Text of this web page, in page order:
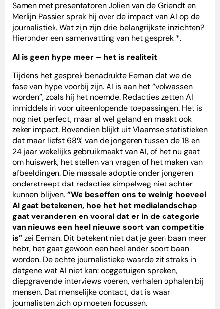
Samen met presentatoren Jolien van de Griendt en
Merlijn Passier sprak hij over de impact van AI op de
journalistiek. Wat zijn zijn drie belangrijkste inzichten?
Hieronder een samenvatting van het gesprek *.
AI is geen hype meer – het is realiteit
Tijdens het gesprek benadrukte Eeman dat we de
fase van hype voorbij zijn. AI is aan het “volwassen
worden”, zoals hij het noemde. Redacties zetten AI
inmiddels in voor uiteenlopende toepassingen. Het is
nog niet perfect, maar al wel geland en maakt ook
zeker impact. Bovendien blijkt uit Vlaamse statistieken
dat maar liefst 68% van de jongeren tussen de 18 en
24 jaar wekelijks gebruikmaakt van AI, of het nu gaat
om huiswerk, het stellen van vragen of het maken van
afbeeldingen. Die massale adoptie onder jongeren
onderstreept dat redacties simpelweg niet achter
kunnen blijven.”We beseffen ons te weinig hoeveel
AI gaat betekenen, hoe het het medialandschap
gaat veranderen en vooral dat er in de categorie
van nieuws een heel nieuwe soort van competitie
is”zei Eeman. Dit betekent niet dat je geen baan meer
hebt, het gaat gewoon een heel ander soort baan
worden. De echte journalistieke waarde zit straks in
datgene wat AI niet kan: ooggetuigen spreken,
diepgravende interviews voeren, verhalen ophalen bij
mensen. Dat menselijke contact, dat is waar
journalisten zich op moeten focussen.